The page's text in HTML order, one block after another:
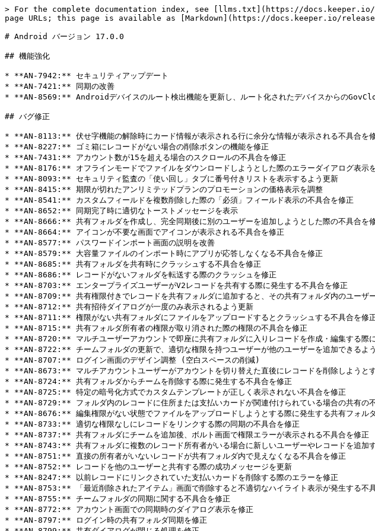
> For the complete documentation index, see [llms.txt](https://
page URLs; this page is available as [Markdown](https://docs.keeper.io/
# Android バージョン 17.0.0
## 機能強化
* **AN-7942:** セキュリティアップデート
* **AN-7421:** 同期の改善
* **AN-8569:** Androidデバイスのルート検出機能を更新し、ルート化されたデバイスからの
## バグ修正
* **AN-8113:** 伏せ字機能の解除時にカード情報が表示される行に余分な情報が表示される不具合を
* **AN-8227:** ゴミ箱にレコードがない場合の削除ボタンの機能を修正
* **AN-7431:** アカウント数が15を超える場合のスクロールの不具合を修正
* **AN-8176:** オフラインモードでファイルをダウンロードしようとした際のエラーダイアログ表示
* **AN-8093:** セキュリティ監査の「使い回し」タブに番号付きリストを表示するよう更新
* **AN-8415:** 期限が切れたアンリミテッドプランのプロモーションの価格表示を調整
* **AN-8541:** カスタムフィールドを複数削除した際の「必須」フィールド表示の不具合を修正
* **AN-8652:** 同期完了時に適切なトーストメッセージを表示
* **AN-8666:** 共有フォルダを作成し、完全同期後に別のユーザーを追加しようとした際の不具合を
* **AN-8664:** アイコンが不要な画面でアイコンが表示される不具合を修正
* **AN-8577:** パスワードインポート画面の説明を改善
* **AN-8579:** 大容量ファイルのインポート時にアプリが応答しなくなる不具合を修正
* **AN-8685:** 共有フォルダを共有時にクラッシュする不具合を修正
* **AN-8686:** レコードがないフォルダを転送する際のクラッシュを修正
* **AN-8703:** エンタープライズユーザーがV2レコードを共有する際に発生する不具合を修正
* **AN-8709:** 共有権限付きでレコードを共有フォルダに追加すると、その共有フォルダ内のユーザ
* **AN-8712:** 共有招待ダイアログが一度のみ表示されるよう更新
* **AN-8711:** 権限がない共有フォルダにファイルをアップロードするとクラッシュする不具合を修
* **AN-8715:** 共有フォルダ所有者の権限が取り消された際の権限の不具合を修正
* **AN-8720:** マルチユーザーアカウントで即座に共有フォルダに入りレコードを作成・編集する際
* **AN-8722:** チームフォルダの更新で、適切な権限を持つユーザーが他のユーザーを追加できるよ
* **AN-8707:** ログイン画面のデザイン調整 (空白スペースの削減)
* **AN-8673:** マルチアカウントユーザーがアカウントを切り替えた直後にレコードを削除しようと
* **AN-8724:** 共有フォルダからチームを削除する際に発生する不具合を修正
* **AN-8725:** 特定の暗号化方式でカスタムテンプレートが正しく表示されない不具合を修正
* **AN-8729:** フォルダ内のレコードに住所または支払いカードが関連付けられている場合の共有の
* **AN-8676:** 編集権限がない状態でファイルをアップロードしようとする際に発生する共有フォル
* **AN-8733:** 適切な権限なしにレコードをリンクする際の同期の不具合を修正
* **AN-8737:** 共有フォルダにチームを追加後、ボルト画面で権限エラーが表示される不具合を修正
* **AN-8743:** 共有フォルダに複数のレコード所有者がいる場合に新しいユーザーやレコードを追加
* **AN-8751:** 直接の所有者がいないレコードが共有フォルダ内で見えなくなる不具合を修正
* **AN-8752:** レコードを他のユーザーと共有する際の成功メッセージを更新
* **AN-8247:** 以前レコードにリンクされていた支払いカードを削除する際のエラーを修正
* **AN-8753:** 「最近削除されたアイテム」画面で削除すると不適切なハイライト表示が発生する不
* **AN-8755:** チームフォルダの同期に関する不具合を修正
* **AN-8772:** アカウント画面での同期時のダイアログ表示を修正
* **AN-8797:** ログイン時の共有フォルダ同期を修正